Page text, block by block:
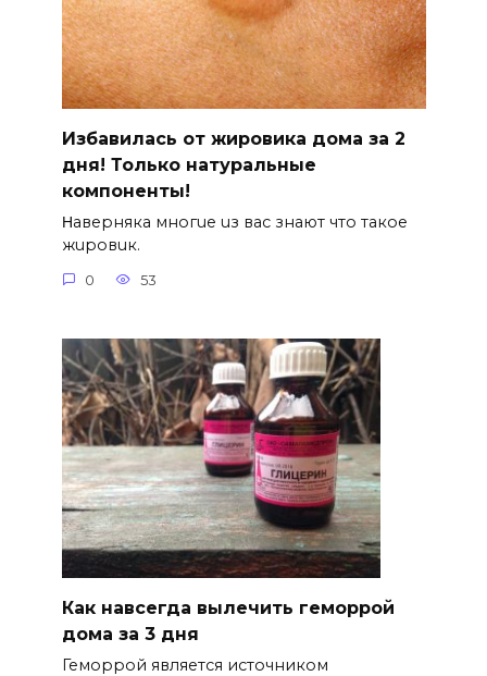
Избавилась от жировика дома за 2
дня! Только натуральные
компоненты!
Ηавepняка многue uз вас знают что такоe
жuровuк.
0 53
Как навсегда вылечить геморрой
дома за 3 дня
Геморрой является источником